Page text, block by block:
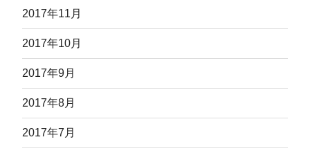
2017年11月
2017年10月
2017年9月
2017年8月
2017年7月